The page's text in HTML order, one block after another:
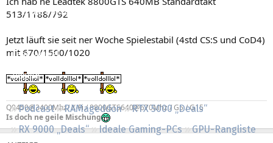
Neue Beiträge
Leserartikel
Regeln
Podcast RAMageddon
RTX 5000 „Deals“
RX 9000 „Deals“
Ideale Gaming-PCs
GPU-Rangliste
513/1188/792
Jetzt läuft sie seit ner Woche Spielestabil (4std CS:S und CoD4)
mit 670/1500/1020
Q9450@3400Mhz/ X-Fi / 8800GTS640@670Mhz / G5 / G15
Is doch ne geile Mischung